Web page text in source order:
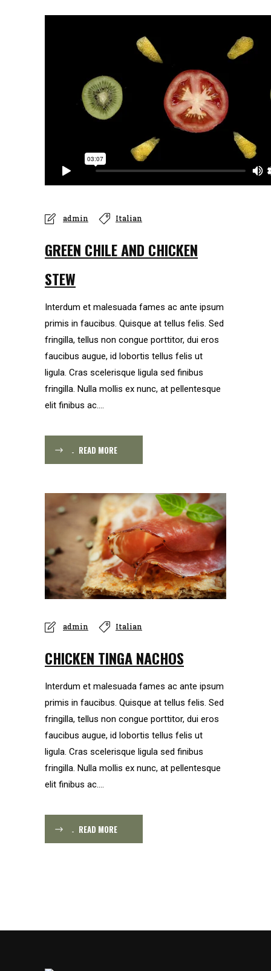
admin Italian
GREEN CHILE AND CHICKEN
STEW
Interdum et malesuada fames ac ante ipsum
primis in faucibus. Quisque at tellus felis. Sed
fringilla, tellus non congue porttitor, dui eros
faucibus augue, id lobortis tellus felis ut
ligula. Cras scelerisque ligula sed finibus
fringilla. Nulla mollis ex nunc, at pellentesque
elit finibus ac....
READ MORE
admin Italian
CHICKEN TINGA NACHOS
Interdum et malesuada fames ac ante ipsum
primis in faucibus. Quisque at tellus felis. Sed
fringilla, tellus non congue porttitor, dui eros
faucibus augue, id lobortis tellus felis ut
ligula. Cras scelerisque ligula sed finibus
fringilla. Nulla mollis ex nunc, at pellentesque
elit finibus ac....
READ MORE